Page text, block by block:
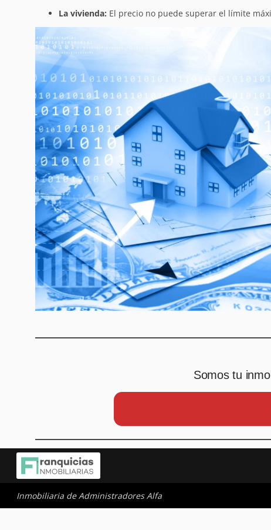
La vivienda: El precio no puede superar el límite
Somos tu
Inmobiliaria de Administradores Alfa